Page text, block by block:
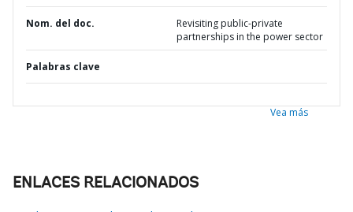
Nom. del doc.
Revisiting public-private
partnerships in the power sector
Palabras clave
Vea más
ENLACES RELACIONADOS